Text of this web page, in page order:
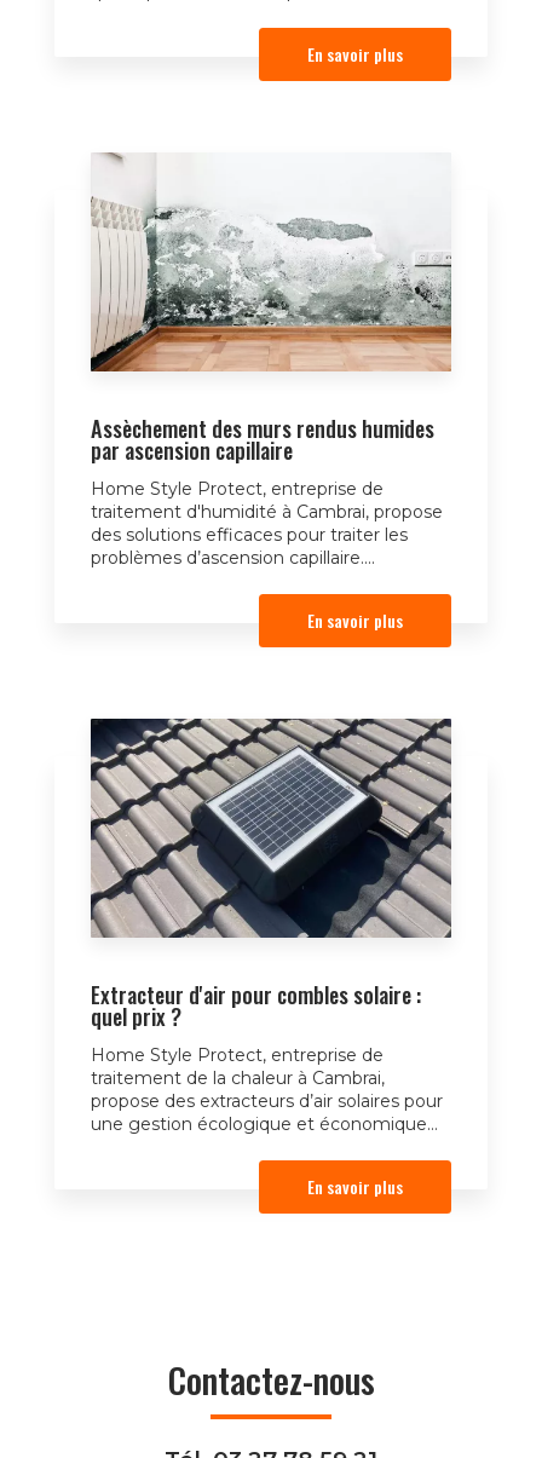
En savoir plus
Assèchement des murs rendus humides
par ascension capillaire
Home Style Protect, entreprise de
traitement d'humidité à Cambrai, propose
des solutions efficaces pour traiter les
problèmes d’ascension capillaire....
En savoir plus
Extracteur d'air pour combles solaire :
quel prix ?
Home Style Protect, entreprise de
traitement de la chaleur à Cambrai,
propose des extracteurs d’air solaires pour
une gestion écologique et économique...
En savoir plus
Contactez-nous